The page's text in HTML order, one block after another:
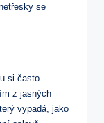
se
si často
z jasných
vypadá, jako